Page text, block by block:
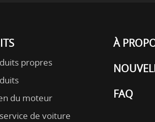
propres
du moteur
de voiture
À
FAQ